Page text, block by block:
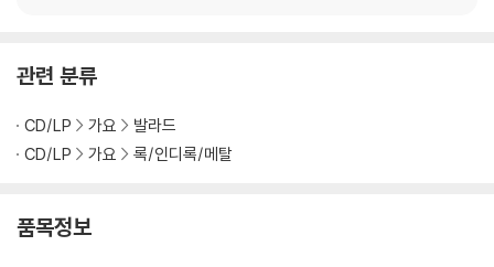
관련 분류
CD/LP 가요
발라드
CD/LP
가요 록/인디록/메탈
품목정보